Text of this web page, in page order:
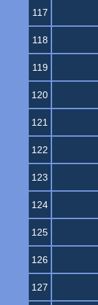
117
118
119
120
121
122
123
124
125
126
127